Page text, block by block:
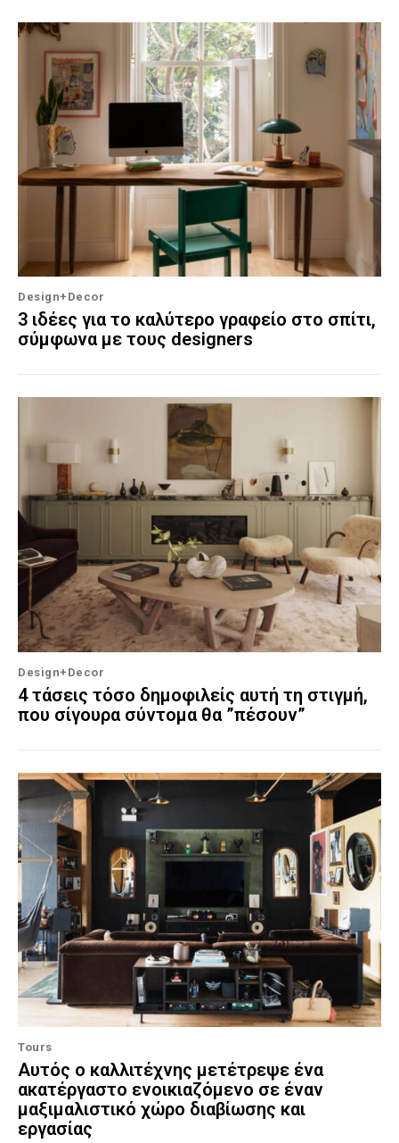
Design+Decor
3 ιδέες για το καλύτερο γραφείο στο σπίτι,
σύμφωνα με τους designers
Design+Decor
4 τάσεις τόσο δημοφιλείς αυτή τη στιγμή,
που σίγουρα σύντομα θα ”πέσουν”
Tours
Αυτός ο καλλιτέχνης μετέτρεψε ένα
ακατέργαστο ενοικιαζόμενο σε έναν
μαξιμαλιστικό χώρο διαβίωσης και
εργασίας